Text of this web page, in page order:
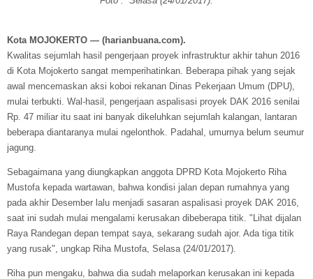
Kota MOJOKERTO — (harianbuana.com).
Kwalitas sejumlah hasil pengerjaan proyek infrastruktur akhir tahun 2016
di Kota Mojokerto sangat memperihatinkan. Beberapa pihak yang sejak
awal mencemaskan aksi koboi rekanan Dinas Pekerjaan Umum (DPU),
mulai terbukti. Wal-hasil, pengerjaan aspalisasi proyek DAK 2016 senilai
Rp. 47 miliar itu saat ini banyak dikeluhkan sejumlah kalangan, lantaran
beberapa diantaranya mulai ngelonthok. Padahal, umurnya belum seumur
jagung.
Sebagaimana yang diungkapkan anggota DPRD Kota Mojokerto Riha
Mustofa kepada wartawan, bahwa kondisi jalan depan rumahnya yang
pada akhir Desember lalu menjadi sasaran aspalisasi proyek DAK 2016,
saat ini sudah mulai mengalami kerusakan dibeberapa titik. "Lihat dijalan
Raya Randegan depan tempat saya, sekarang sudah ajor. Ada tiga titik
yang rusak", ungkap Riha Mustofa, Selasa (24/01/2017).
Riha pun mengaku, bahwa dia sudah melaporkan kerusakan ini kepada